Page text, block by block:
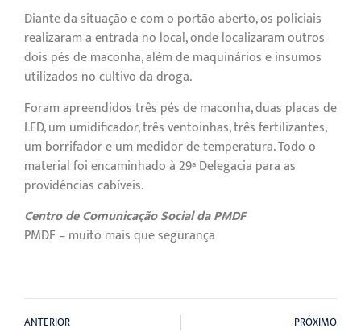
Diante da situação e com o portão aberto, os policiais
realizaram a entrada no local, onde localizaram outros
dois pés de maconha, além de maquinários e insumos
utilizados no cultivo da droga.
Foram apreendidos três pés de maconha, duas placas de
LED, um umidificador, três ventoinhas, três fertilizantes,
um borrifador e um medidor de temperatura. Todo o
material foi encaminhado à 29ª Delegacia para as
providências cabíveis.
Centro de Comunicação Social da PMDF
PMDF – muito mais que segurança
ANTERIOR PRÓXIMO